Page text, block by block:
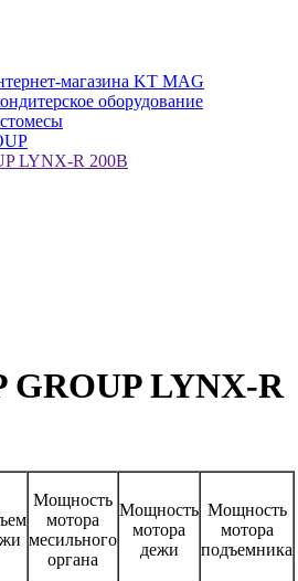
магазина KT MAG
оборудование
LYNX-R 200В
GROUP LYNX-R
Мощность
мотора
месильного
органа
Мощность
мотора
дежи
Мощность
мотора
подъемника